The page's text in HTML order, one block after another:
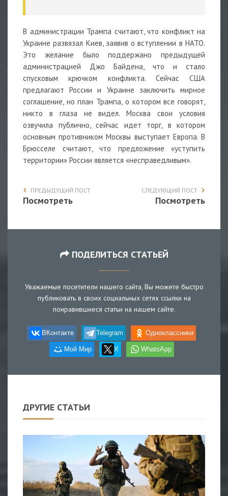
В администрации Трампа считают, что конфликт на
Украине развязал Киев, заявив о вступлении в НАТО.
Это желание было поддержано предыдущей
администрацией Джо Байдена, что и стало
спусковым крючком конфликта. Сейчас США
предлагают России и Украине заключить мирное
соглашение, но план Трампа, о котором все говорят,
никто в глаза не видел. Москва свои условия
озвучила публично, сейчас идет торг, в котором
основным противником Москвы выступает Европа. В
Брюсселе считают, что предложение «уступить
территории» России является «несправедливым».
ПРЕДЫДУЩИЙ ПОСТ
Посмотреть
СЛЕДУЮЩИЙ ПОСТ
Посмотреть
ПОДЕЛИТЬСЯ СТАТЬЕЙ
Уважаемые посетители нашего сайта, Вы можете быстро
публиковать в своих социальных сетях ссылки на
понравившиеся статьи на нашем сайте.
ВКонтакте Telegram Одноклассники
Мой Мир X WhatsApp
ДРУГИЕ СТАТЬИ